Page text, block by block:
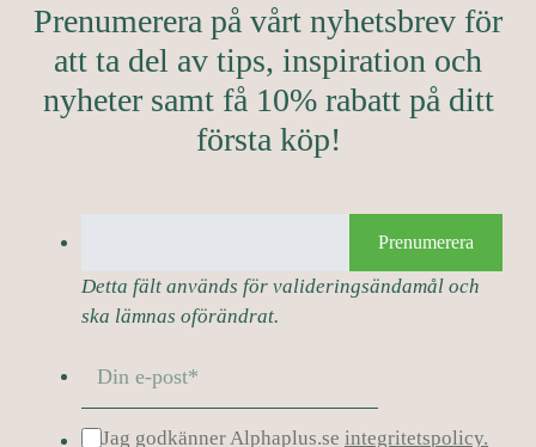
Prenumerera på vårt nyhetsbrev för
att ta del av tips, inspiration och
nyheter samt få 10% rabatt på ditt
första köp!
Detta fält används för valideringsändamål och
ska lämnas oförändrat.
Jag godkänner Alphaplus.se integritetspolicy.
Prenumerera